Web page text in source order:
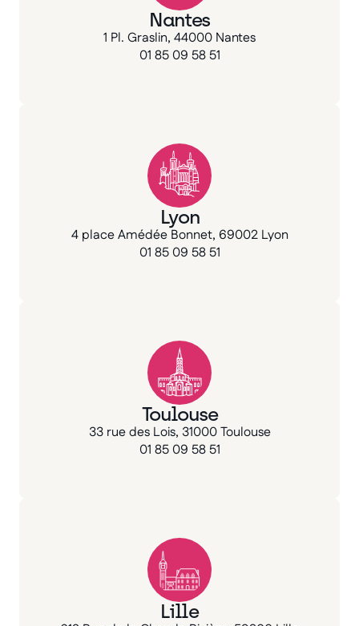
Nantes
1 Pl. Graslin, 44000 Nantes
01 85 09 58 51
Lyon
4 place Amédée Bonnet, 69002 Lyon
01 85 09 58 51
Toulouse
33 rue des Lois, 31000 Toulouse
01 85 09 58 51
Lille